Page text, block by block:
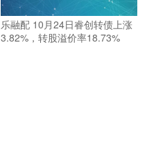
乐融配 10月24日睿创转债上涨
3.82%，转股溢价率18.73%